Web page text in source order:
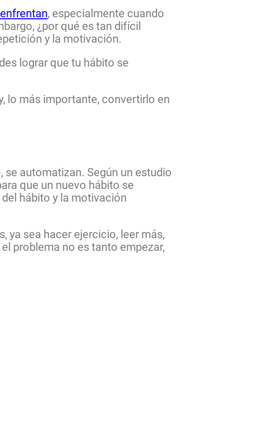
, especialmente cuando
¿por qué es tan difícil
y la motivación.
lograr que tu hábito se
lo más importante, convertirlo en
automatizan. Según un estudio
que un nuevo hábito se
hábito y la motivación
ya sea hacer ejercicio, leer más,
problema no es tanto empezar,